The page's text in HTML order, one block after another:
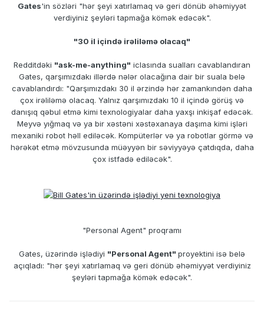
Gates'in sözləri "hər şeyi xatırlamaq və geri dönüb əhəmiyyət
verdiyiniz şeyləri tapmağa kömək edəcək".
"30 il içində irəliləmə olacaq"
Redditdəki "ask-me-anything" iclasında sualları cavablandıran
Gates, qarşımızdakı illərdə nələr olacağına dair bir suala belə
cavablandırdı: "Qarşımızdakı 30 il ərzində hər zamankındən daha
çox irəliləmə olacaq. Yalnız qarşımızdakı 10 il içində görüş və
danışıq qəbul etmə kimi texnologiyalar daha yaxşı inkişaf edəcək.
Meyvə yığmaq və ya bir xəstəni xəstəxanaya daşıma kimi işləri
mexaniki robot həll ediləcək. Kompüterlər və ya robotlar görmə və
hərəkət etmə mövzusunda müəyyən bir səviyyəyə çatdıqda, daha
çox istfadə ediləcək".
"Personal Agent" proqramı
Gates, üzərində işlədiyi "Personal Agent" proyektini isə belə
açıqladı: "hər şeyi xatırlamaq və geri dönüb əhəmiyyət verdiyiniz
şeyləri tapmağa kömək edəcək".